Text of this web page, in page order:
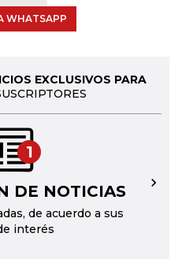
WHATSAPP
EXCLUSIVOS PARA
1
DE NOTICIAS
de acuerdo a sus
interés
→